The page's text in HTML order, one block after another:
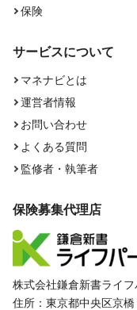
保険
サービスについて
マネナビとは
運営者情報
お問い合わせ
よくある質問
監修者・執筆者
保険募集代理店
株式会社鎌倉新書ライ
住所：東京都中央区京